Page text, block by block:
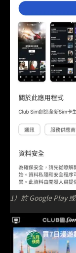
1）於 Google Play